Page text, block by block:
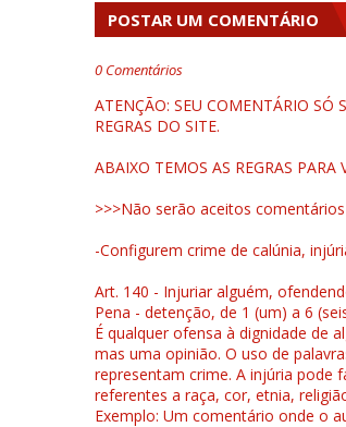
POSTAR UM COMENTÁRIO
0 Comentários
ATENÇÃO: SEU COMENTÁRIO SÓ
REGRAS DO SITE.
ABAIXO TEMOS AS REGRAS
>>>Não serão aceitos
-Configurem crime de calúnia,
Art. 140 - Injuriar alguém,
Pena - detenção, de 1 (um) a 6
É qualquer ofensa à dignidade de
mas uma opinião. O uso de
representam crime. A injúria pode
referentes a raça, cor, etnia,
Exemplo: Um comentário onde o